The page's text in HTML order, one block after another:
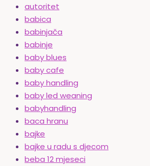
autoritet
babica
babinjača
babinje
baby blues
baby cafe
baby handling
baby led weaning
babyhandling
baca hranu
bajke
bajke u radu s djecom
beba 12 mjeseci